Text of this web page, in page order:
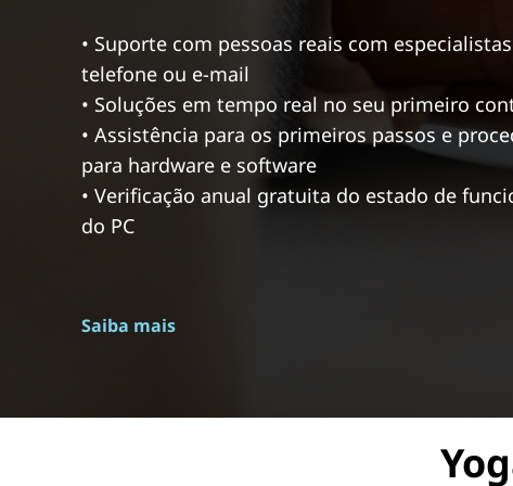
• Suporte com pessoas reais com
telefone ou e-mail
• Soluções em tempo real no seu primeiro
• Assistência para os primeiros passos e
para hardware e software
• Verificação anual gratuita do estado de
do PC
Saiba mais